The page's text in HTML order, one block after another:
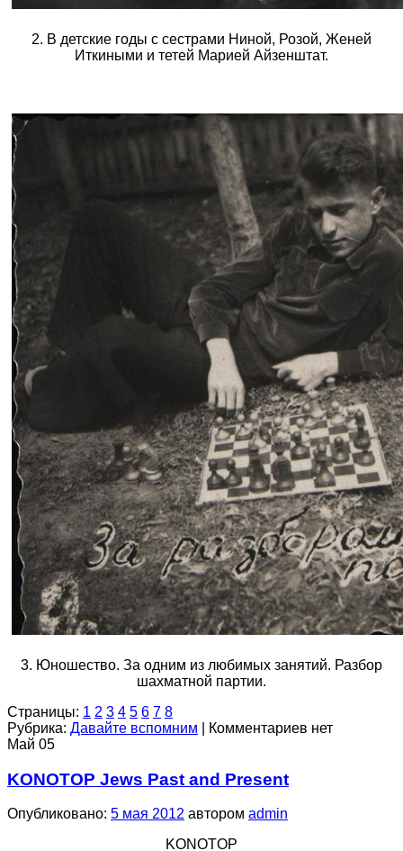
2. В детские годы с сестрами Ниной, Розой, Женей
Иткиными и тетей Марией Айзенштат.
3. Юношество. За одним из любимых занятий. Разбор
шахматной партии.
Страницы: 1 2 3 4 5 6 7 8
Рубрика: Давайте вспомним
Комментариев нет
Май 05
KONOTOP Jews Past and Present
Опубликовано: 5 мая 2012 автором admin
KONOTOP